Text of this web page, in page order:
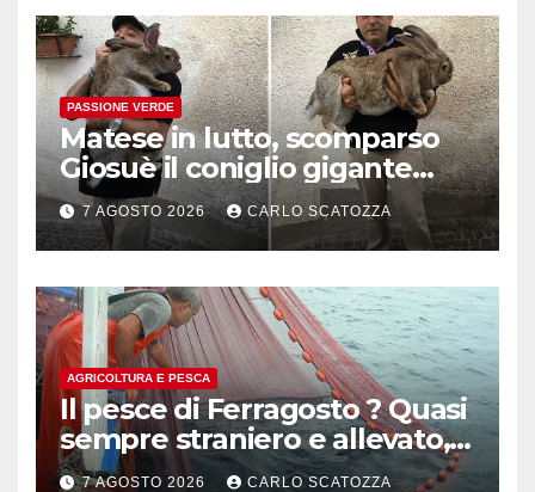
PASSIONE VERDE
Matese in lutto, scomparso
Giosuè il coniglio gigante
pluripremiato
7 AGOSTO 2026 CARLO SCATOZZA
AGRICOLTURA E PESCA
Il pesce di Ferragosto ? Quasi
sempre straniero e allevato,
in sofferenza
7 AGOSTO 2026 CARLO SCATOZZA